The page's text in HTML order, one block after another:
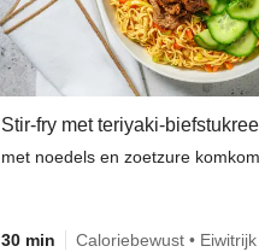
Stir-fry met teriyaki-
met noedels en zoetzure
30 min Caloriebewust • Eiwitrijk